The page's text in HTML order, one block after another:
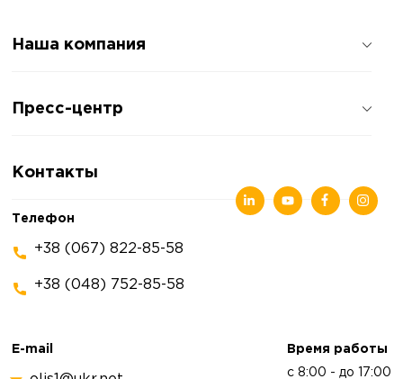
Наша компания
Отзывы о компании
Пресс-центр
Статьи
Контакты
Телефон
+38 (067) 822-85-58
+38 (048) 752-85-58
E-mail Время работы
с 8:00 - до 17:00